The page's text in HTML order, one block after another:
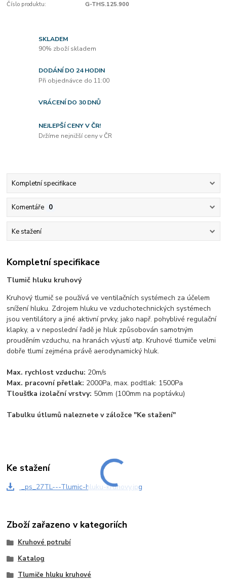
Číslo produktu: G-THS.125.900
SKLADEM
90% zboží skladem
DODÁNÍ DO 24 HODIN
Při objednávce do 11:00
VRÁCENÍ DO 30 DNŮ
NEJLEPŠÍ CENY V ČR!
Držíme nejnižší ceny v ČR
Kompletní specifikace
Komentáře 0
Ke stažení
Kompletní specifikace
Tlumič hluku kruhový
Kruhový tlumič se používá ve ventilačních systémech za účelem
snížení hluku. Zdrojem hluku ve vzduchotechnických systémech
jsou ventilátory a jiné aktivní prvky, jako např. pohyblivé regulační
klapky, a v neposlední řadě je hluk způsobován samotným
prouděním vzduchu, na hranách výustí atp. Kruhové tlumiče velmi
dobře tlumí zejména právě aerodynamický hluk.
Max. rychlost vzduchu: 20m/s
Max. pracovní přetlak: 2000Pa, max. podtlak: 1500Pa
Tloušťka izolační vrstvy: 50mm (100mm na poptávku)
Tabulku útlumů naleznete v záložce "Ke stažení"
Ke stažení
_ps_27TL---Tlumic-hluku-kruhovy.jpg
Zboží zařazeno v kategoriích
Kruhové potrubí
Katalog
Tlumiče hluku kruhové